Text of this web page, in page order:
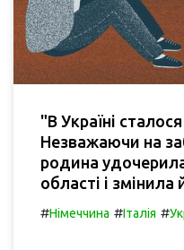
"В Україні
Незважаючи на
родина
області і
#Німеччина #Італія #